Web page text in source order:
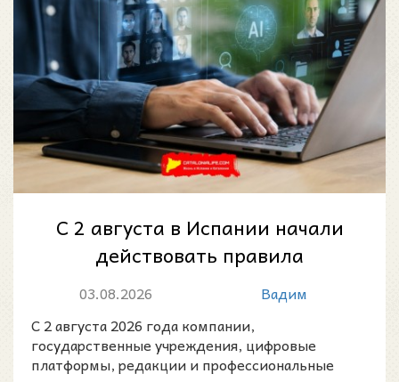
С 2 августа в Испании начали
действовать правила
маркировки контента,
созданного искусстве...
03.08.2026
Вадим
С 2 августа 2026 года компании,
государственные учреждения, цифровые
платформы, редакции и профессиональные